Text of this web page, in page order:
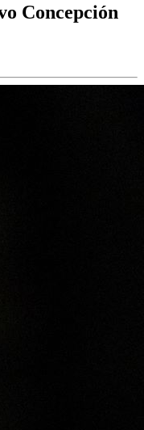
Concepción